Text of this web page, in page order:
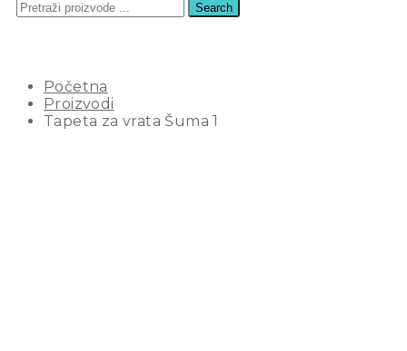
Search
Početna
Proizvodi
Tapeta za vrata Šuma 1